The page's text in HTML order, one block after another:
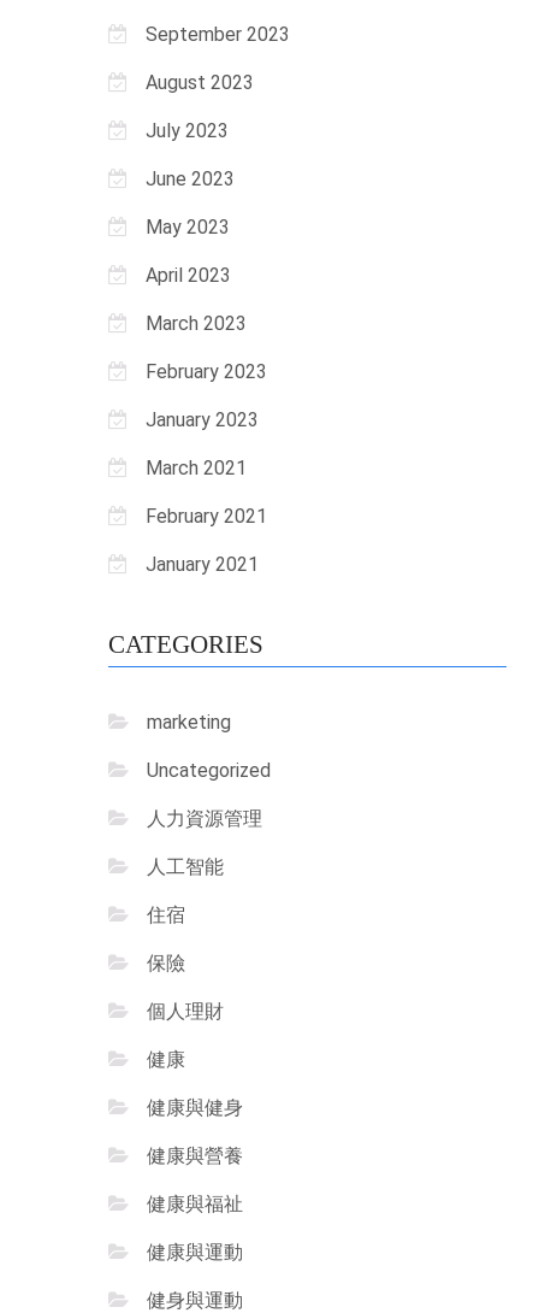
September 2023
August 2023
July 2023
June 2023
May 2023
April 2023
March 2023
February 2023
January 2023
March 2021
February 2021
January 2021
CATEGORIES
marketing
Uncategorized
人力資源管理
人工智能
住宿
保險
個人理財
健康
健康與健身
健康與營養
健康與福祉
健康與運動
健身與運動